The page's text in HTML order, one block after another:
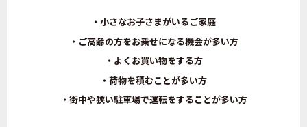
・小さなお子さまがいるご家庭
・ご高齢の方をお乗せになる機会が多い方
・よくお買い物をする方
・荷物を積むことが多い方
・街中や狭い駐車場で運転をすることが多い方